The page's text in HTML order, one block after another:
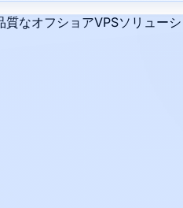
なオフショアVPSソリュー